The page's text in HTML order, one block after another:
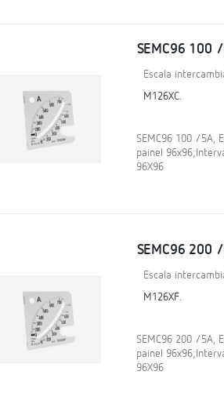
SEMC96 100
Escala
M126XC.
SEMC96 100 /5A,
painel
96X96
SEMC96 200
Escala
M126XF.
SEMC96 200 /5A,
painel
96X96